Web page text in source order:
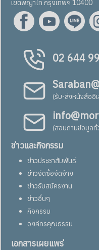
เขตพญาไท กรุงเทพฯ 10400
02 644
(รับ-ส่งหนังสืออิ
(สอบถามข้อมูลทั่
ข่าวและกิจกรรม
ข่าวประชาสัมพันธ์
ข่าวจัดซื้อจัดจ้าง
ข่าวรับสมัครงาน
ข่าวอื่นๆ
กิจกรรม
องค์กรคุณธรรม
เอกสารเผยแพร่